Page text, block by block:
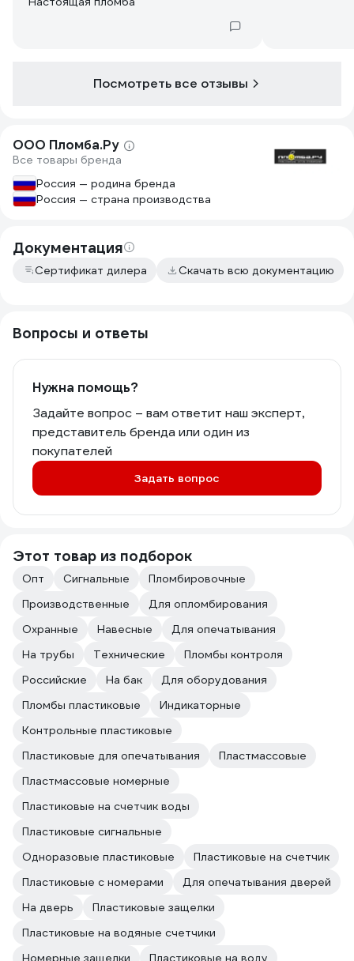
Посмотреть все отзывы
ООО Пломба.Ру
Все товары бренда
Россия — родина бренда
Россия — страна производства
Документация
Сертификат дилера Скачать всю документацию
Вопросы и ответы
Нужна помощь?
Задайте вопрос – вам ответит наш эксперт,
представитель бренда или один из
покупателей
Задать вопрос
Этот товар из подборок
Опт Сигнальные
Пломбировочные
Производственные
Для опломбирования
Охранные
Навесные
Для опечатывания
На трубы
Технические
Пломбы контроля
Российские
На бак
Для оборудования
Пломбы пластиковые
Индикаторные
Контрольные пластиковые
Пластиковые для опечатывания
Пластмассовые
Пластмассовые номерные
Пластиковые на счетчик воды
Пластиковые сигнальные
Одноразовые пластиковые
Пластиковые на счетчик
Пластиковые с номерами
Для опечатывания дверей
На дверь
Пластиковые защелки
Пластиковые на водяные счетчики
Номерные защелки
Пластиковые на воду